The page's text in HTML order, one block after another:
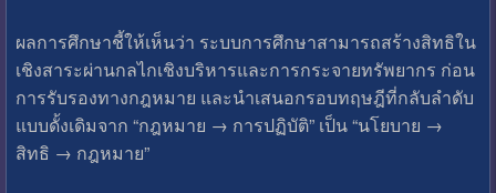
ผลการศึกษาชี้ให้เห็นว่า ระบบการศึกษาสามารถสร้างสิทธิใน
เชิงสาระผ่านกลไกเชิงบริหารและการกระจายทรัพยากร ก่อน
การรับรองทางกฎหมาย และนำเสนอกรอบทฤษฎีที่กลับลำดับ
แบบดั้งเดิมจาก “กฎหมาย → การปฏิบัติ” เป็น “นโยบาย →
สิทธิ → กฎหมาย”